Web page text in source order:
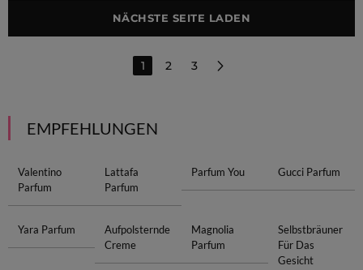
NÄCHSTE SEITE LADEN
1 2 3
EMPFEHLUNGEN
Valentino
Parfum
Lattafa
Parfum
Parfum You Gucci Parfum
Yara Parfum
Aufpolsternde
Creme
Magnolia
Parfum
Selbstbräuner
Für Das
Gesicht